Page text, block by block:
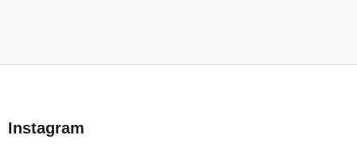
bInstagram